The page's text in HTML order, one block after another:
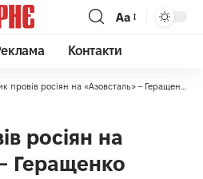
Аа
Контакти
провів росіян на «Азовсталь» – Геращенко
росіян на
Геращенко